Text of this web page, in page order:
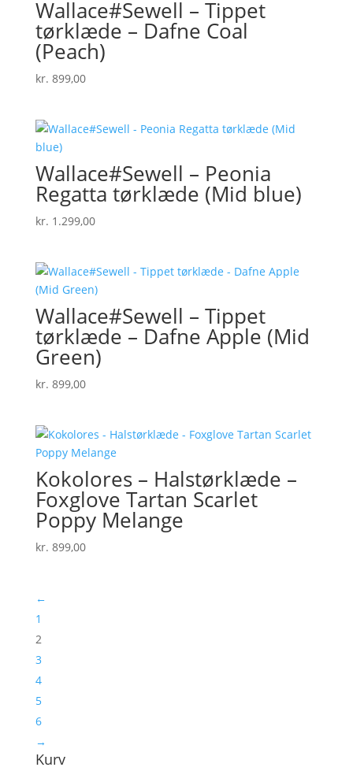
Wallace#Sewell – Tippet
tørklæde – Dafne Coal
(Peach)
kr. 899,00
Wallace#Sewell – Peonia
Regatta tørklæde (Mid blue)
kr. 1.299,00
Wallace#Sewell – Tippet
tørklæde – Dafne Apple (Mid
Green)
kr. 899,00
Kokolores – Halstørklæde –
Foxglove Tartan Scarlet
Poppy Melange
kr. 899,00
←
1
2
3
4
5
6
→
Kurv